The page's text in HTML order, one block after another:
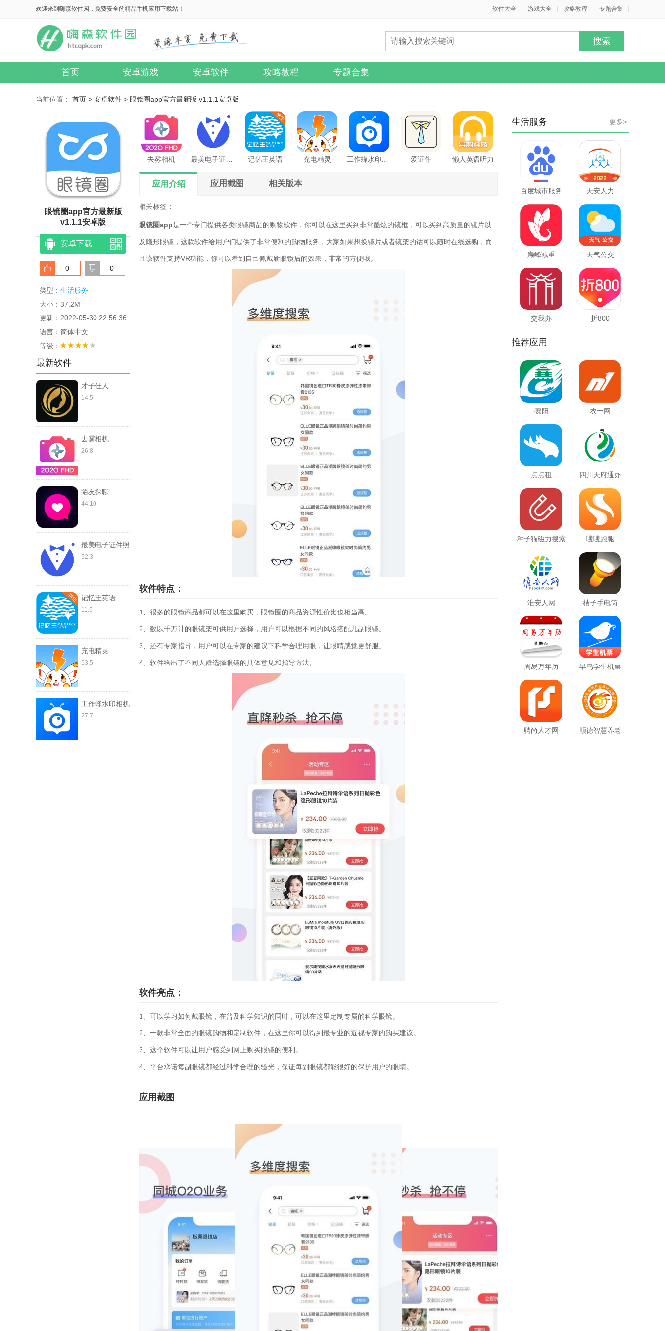
欢迎来到嗨森软件园，免费安全的精品手机应用下载站！ 软件大全 游戏大全 攻略教程 专题合集
首页 安卓游戏 安卓软件 攻略教程 专题合集
当前位置： 首页 > 安卓软件 > 眼镜圈app官方最新版 v1.1.1安卓版
眼镜圈app官方最新版
v1.1.1安卓版
安卓下载
0 0
类型： 生活服务
大小：37.2M
更新：2022-05-30 22:56:36
语言：简体中文
等级：
最新软件
才子佳人
14.5
去雾相机
26.8
陌友探聊
44.10
最美电子证件照
52.3
记忆王英语
11.5
充电精灵
53.5
工作蜂水印相机
27.7
去雾相机 记忆王英语 充电精灵 爱证件 懒人英语听力
应用介绍 应用截图 相关版本
相关标签：
眼镜圈app是一个专门提供各类眼镜商品的购物软件，你可以在这里买到非常酷炫的镜框，可以买到高质量的镜片以
及隐形眼镜，这款软件给用户们提供了非常便利的购物服务，大家如果想换镜片或者镜架的话可以随时在线选购，而
且该软件支持VR功能，你可以看到自己佩戴新眼镜后的效果，非常的方便哦。
软件特点：
1、很多的眼镜商品都可以在这里购买，眼镜圈的商品资源性价比也相当高。
2、数以千万计的眼镜架可供用户选择，用户可以根据不同的风格搭配几副眼镜。
3、还有专家指导，用户可以在专家的建议下科学合理用眼，让眼睛感觉更舒服。
4、软件给出了不同人群选择眼镜的具体意见和指导方法。
软件亮点：
1、可以学习如何戴眼镜，在普及科学知识的同时，可以在这里定制专属的科学眼镜。
2、一款非常全面的眼镜购物和定制软件，在这里你可以得到最专业的近视专家的购买建议。
3、这个软件可以让用户感受到网上购买眼镜的便利。
4、平台承诺每副眼镜都经过科学合理的验光，保证每副眼镜都能很好的保护用户的眼睛。
应用截图
更多>
生活服务
百度城市服务 天安人力
巅峰减重 天气公交
交我办 折800
推荐应用
i襄阳 农一网
点点租 四川天府通办
种子猫磁力搜索
嗖嗖跑腿
淮安人网 桔子手电筒
周易万年历 早鸟学生机票
聘尚人才网 顺德智慧养老